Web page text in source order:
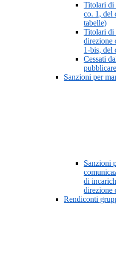
Titolari di
co. 1, del
tabelle)
Titolari di
direzione
1-bis, del
Cessati
Sanzioni per
Sanzioni
di
direzione
Rendiconti